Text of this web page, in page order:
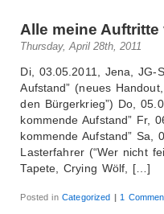
Alle meine
Thursday, April 28th, 2011
Di, 03.05.2011, Jena, JG-
Aufstand” (neues
den Bürgerkrieg”) Do,
kommende Aufstand” Fr,
kommende Aufstand” Sa,
Lasterfahrer (“Wer nicht
Tapete, Crying Wölf, […]
Posted inCategorized | 1